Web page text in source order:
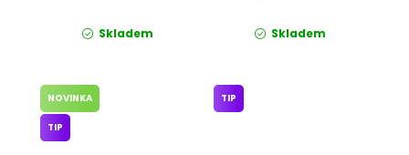
Skladem Skladem
NOVINKA
TIP
TIP